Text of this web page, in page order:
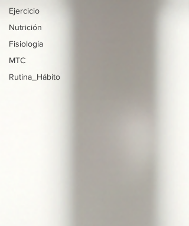
Ejercicio
Nutrición
Fisiología
MTC
Rutina_Hábito